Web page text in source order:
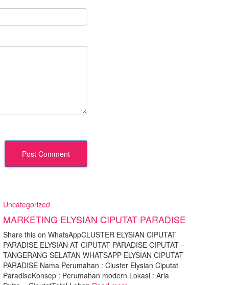
Uncategorized
MARKETING ELYSIAN CIPUTAT PARADISE
Share this on WhatsAppCLUSTER ELYSIAN CIPUTAT
PARADISE ELYSIAN AT CIPUTAT PARADISE CIPUTAT –
TANGERANG SELATAN WHATSAPP ELYSIAN CIPUTAT
PARADISE Nama Perumahan : Cluster Elysian Ciputat
ParadiseKonsep : Perumahan modern Lokasi : Aria